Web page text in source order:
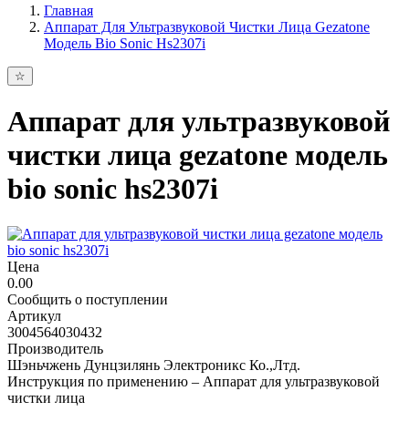
Главная
Аппарат Для Ультразвуковой Чистки Лица Gezatone
Модель Bio Sonic Hs2307i
Аппарат для ультразвуковой
чистки лица gezatone модель
bio sonic hs2307i
Цена
0.00
Сообщить о поступлении
Артикул
3004564030432
Производитель
Шэньчжень Дунцзилянь Электроникс Ко.,Лтд.
Инструкция по применению – Аппарат для ультразвуковой
чистки лица